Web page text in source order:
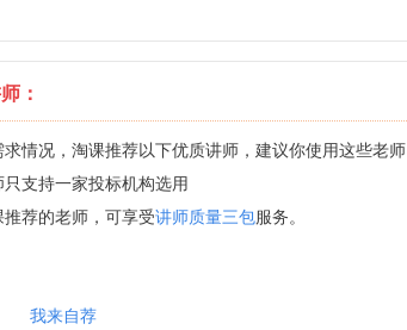
：
情况，淘课推荐以下优质讲师，建议你使用这些老
支持一家投标机构选用
荐的老师，可享受讲师质量三包服务。
我来自荐